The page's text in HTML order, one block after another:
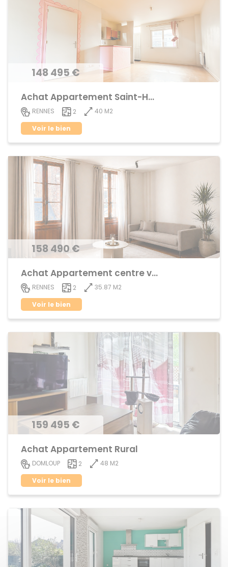
148 495 €
Achat Appartement Saint-Helier
RENNES 2
40 M2
Voir le bien
158 490 €
Achat Appartement centre ville
RENNES 2
35.87 M2
Voir le bien
159 495 €
Achat Appartement Rural
DOMLOUP 2
48 M2
Voir le bien